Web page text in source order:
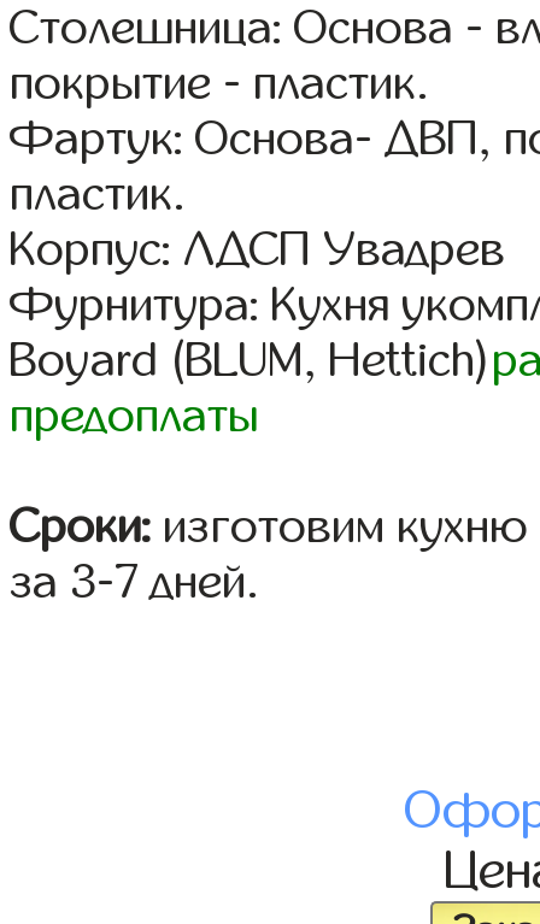
Столешница: Основа -
покрытие - пластик.
Фартук: Основа- ДВП,
пластик.
Корпус: ЛДСП Увадрев
Фурнитура: Кухня
Boyard (BLUM, Hettich)
предоплаты
Сроки: изготовим
за 3-7 дней.